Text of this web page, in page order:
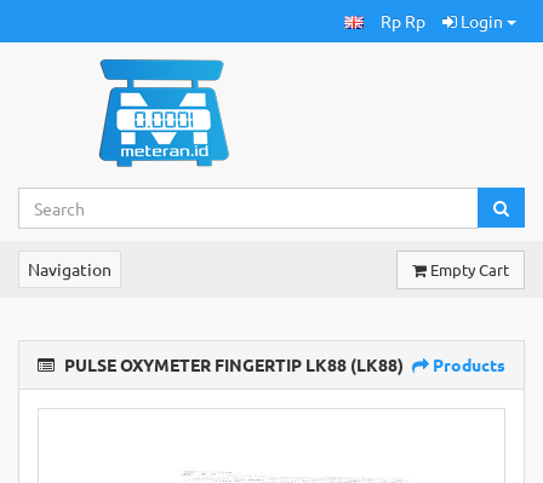
Rp Rp Login
Navigation Empty Cart
PULSE OXYMETER FINGERTIP LK88 (LK88) Products